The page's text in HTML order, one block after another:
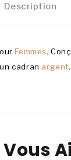
Description
Femmes,
cadran argent
Vous